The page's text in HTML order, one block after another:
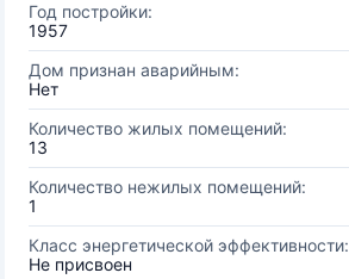
Год постройки:
1957
Дом признан аварийным:
Нет
Количество жилых помещений:
13
Количество нежилых помещений:
1
Класс энергетической эффективности:
Не присвоен